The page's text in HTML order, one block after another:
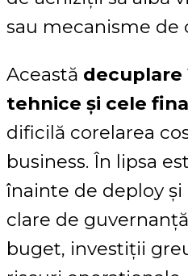
sau mecanisme de
Această
tehnice și cele
dificilă corelarea
business. În lipsa
înainte de deploy
clare de
buget, investiții